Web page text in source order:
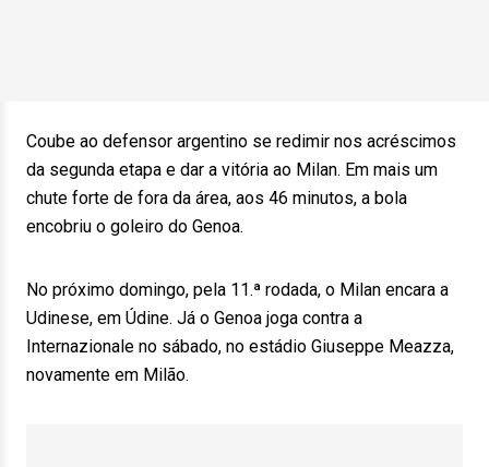
Coube ao defensor argentino se redimir nos acréscimos
da segunda etapa e dar a vitória ao Milan. Em mais um
chute forte de fora da área, aos 46 minutos, a bola
encobriu o goleiro do Genoa.
No próximo domingo, pela 11.ª rodada, o Milan encara a
Udinese, em Údine. Já o Genoa joga contra a
Internazionale no sábado, no estádio Giuseppe Meazza,
novamente em Milão.